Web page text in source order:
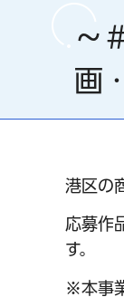
～
画
港区の
応募作
す。
※本事